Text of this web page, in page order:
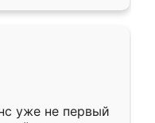
уже не первый